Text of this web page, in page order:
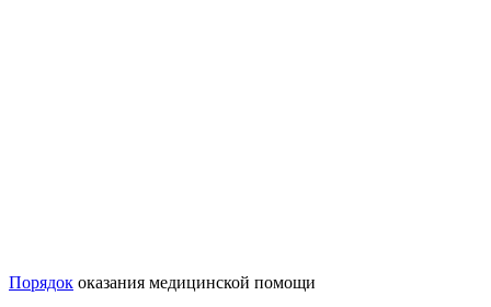
Порядок оказания медицинской помощи